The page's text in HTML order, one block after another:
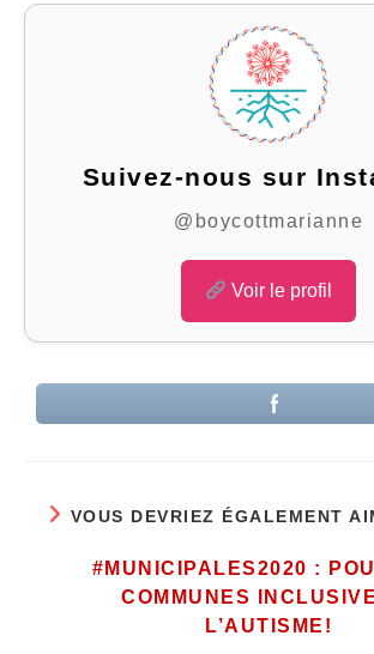
Suivez-nous sur
@boycottmarianne
Voir le profil
VOUS DEVRIEZ ÉGALEMENT
#MUNICIPALES2020 :
COMMUNES
L’AUTISME!